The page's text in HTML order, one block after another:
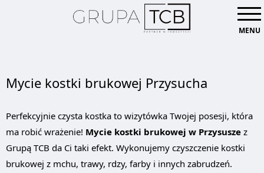
MENU
Mycie kostki brukowej Przysucha
Perfekcyjnie czysta kostka to wizytówka Twojej posesji, która
ma robić wrażenie! Mycie kostki brukowej w Przysusze z
Grupą TCB da Ci taki efekt. Wykonujemy czyszczenie kostki
brukowej z mchu, trawy, rdzy, farby i innych zabrudzeń.